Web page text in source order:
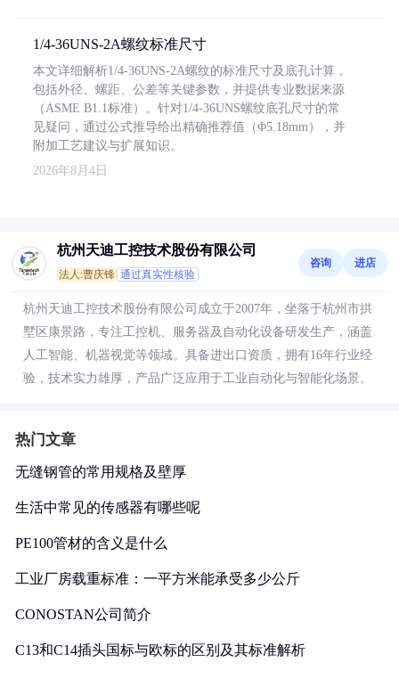
1/4-36UNS-2A螺纹标准尺寸
本文详细解析1/4-36UNS-2A螺纹的标准尺寸及底孔计算，
包括外径、螺距、公差等关键参数，并提供专业数据来源
（ASME B1.1标准）。针对1/4-36UNS螺纹底孔尺寸的常
见疑问，通过公式推导给出精确推荐值（Φ5.18mm），并
附加工艺建议与扩展知识。
2026年8月4日
杭州天迪工控技术股份有限公司
法人:曹庆锋 通过真实性核验
咨询 进店
杭州天迪工控技术股份有限公司成立于2007年，坐落于杭州市拱
墅区康景路，专注工控机、服务器及自动化设备研发生产，涵盖
人工智能、机器视觉等领域。具备进出口资质，拥有16年行业经
验，技术实力雄厚，产品广泛应用于工业自动化与智能化场景。
热门文章
无缝钢管的常用规格及壁厚
生活中常见的传感器有哪些呢
PE100管材的含义是什么
工业厂房载重标准：一平方米能承受多少公斤
CONOSTAN公司简介
C13和C14插头国标与欧标的区别及其标准解析